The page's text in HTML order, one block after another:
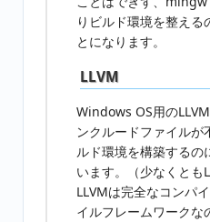
りビルド環境を整え
とになります。
LLVM
Windows OS用の
ンクルードファイルが
ルド環境を構築するの
います。（少なくとも
LLVMは完全なコンパ
イルフレームワークな